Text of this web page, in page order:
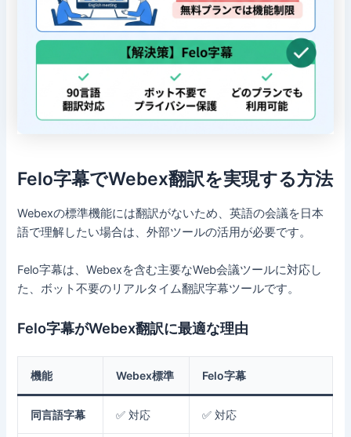
Felo字幕でWebex翻訳を実現する方法
Webexの標準機能には翻訳がないため、英語の会議を日本
語で理解したい場合は、外部ツールの活用が必要です。
Felo字幕は、Webexを含む主要なWeb会議ツールに対応し
た、ボット不要のリアルタイム翻訳字幕ツールです。
Felo字幕がWebex翻訳に最適な理由
機能 Webex標準 Felo字幕
同言語字幕 ✅ 対応 ✅ 対応